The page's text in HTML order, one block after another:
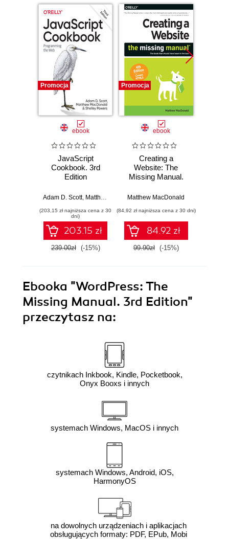
Promocja
ebook
JavaScript
Cookbook. 3rd
Edition
Adam D. Scott, Matthew MacDonald ,Shelley Powers
(203,15 zł najniższa cena z 30
dni)
203.15 zł
239.00zł (-15%)
Promocja
ebook
Creating a
Website: The
Missing Manual.
Matthew MacDonald
(84,92 zł najniższa cena z 30 dni)
84.92 zł
99.90zł (-15%)
Ebooka "WordPress: The
Missing Manual. 3rd Edition"
przeczytasz na:
czytnikach Inkbook, Kindle, Pocketbook,
Onyx Booxs i innych
systemach Windows, MacOS i innych
systemach Windows, Android, iOS,
HarmonyOS
na dowolnych urządzeniach i aplikacjach
obsługujących formaty: PDF, EPub, Mobi